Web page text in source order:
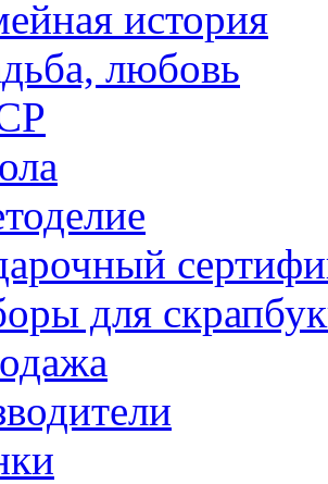
история
любовь
для